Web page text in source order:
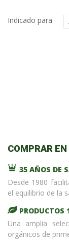
Indicado para
COMPRAR
35 AÑOS DE
Desde 1980
el equilibrio de la
PRODUCTOS
Una amplia
orgánicos de